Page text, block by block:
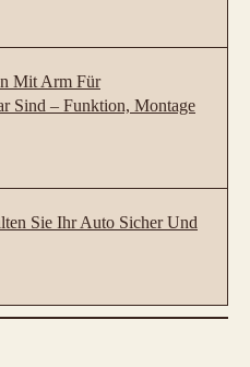
Mit Arm Für
Sind – Funktion, Montage
Sie Ihr Auto Sicher Und